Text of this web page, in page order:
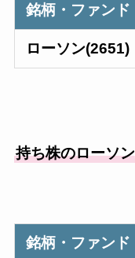
銘柄・ファンド
ローソン(2651)
持ち株のローソ
銘柄・ファンド